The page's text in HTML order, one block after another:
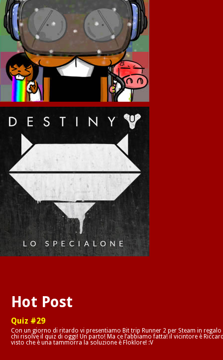
Hot Post
Quiz #29
Con un giorno di ritardo vi presentiamo Bit trip Runner 2 per Steam in regalo
chi risolve il quiz di oggi! Un parto! Ma ce l’abbiamo fatta! il vicintore è
visto che è una tammorra la soluzione è Floklore! :V